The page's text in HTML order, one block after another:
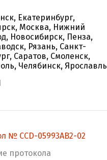
Екатеринбург,
Москва, Нижний
Новосибирск, Пенза,
Рязань, Санкт-
Саратов, Смоленск,
Челябинск, Ярославль
№ CCD-05993AB2-02
протокола